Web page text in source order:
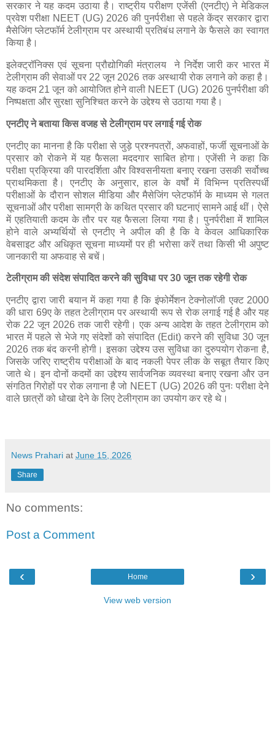
सरकार ने यह कदम उठाया है। राष्ट्रीय परीक्षण एजेंसी (एनटीए) ने मेडिकल
प्रवेश परीक्षा NEET (UG) 2026 की पुनर्परीक्षा से पहले केंद्र सरकार द्वारा
मैसेजिंग प्लेटफॉर्म टेलीग्राम पर अस्थायी प्रतिबंध लगाने के फैसले का स्वागत
किया है।
इलेक्ट्रॉनिक्स एवं सूचना प्रौद्योगिकी मंत्रालय ने निर्देश जारी कर भारत में
टेलीग्राम की सेवाओं पर 22 जून 2026 तक अस्थायी रोक लगाने को कहा है।
यह कदम 21 जून को आयोजित होने वाली NEET (UG) 2026 पुनर्परीक्षा की
निष्पक्षता और सुरक्षा सुनिश्चित करने के उद्देश्य से उठाया गया है।
एनटीए ने बताया किस वजह से टेलीग्राम पर लगाई गई रोक
एनटीए का मानना है कि परीक्षा से जुड़े प्रश्नपत्रों, अफवाहों, फर्जी सूचनाओं के
प्रसार को रोकने में यह फैसला मददगार साबित होगा। एजेंसी ने कहा कि
परीक्षा प्रक्रिया की पारदर्शिता और विश्वसनीयता बनाए रखना उसकी सर्वोच्च
प्राथमिकता है। एनटीए के अनुसार, हाल के वर्षों में विभिन्न प्रतिस्पर्धी
परीक्षाओं के दौरान सोशल मीडिया और मैसेजिंग प्लेटफॉर्म के माध्यम से गलत
सूचनाओं और परीक्षा सामग्री के कथित प्रसार की घटनाएं सामने आई थीं। ऐसे
में एहतियाती कदम के तौर पर यह फैसला लिया गया है। पुनर्परीक्षा में शामिल
होने वाले अभ्यर्थियों से एनटीए ने अपील की है कि वे केवल आधिकारिक
वेबसाइट और अधिकृत सूचना माध्यमों पर ही भरोसा करें तथा किसी भी अपुष्ट
जानकारी या अफवाह से बचें।
टेलीग्राम की संदेश संपादित करने की सुविधा पर 30 जून तक रहेगी रोक
एनटीए द्वारा जारी बयान में कहा गया है कि इंफोर्मेशन टेक्नोलॉजी एक्ट 2000
की धारा 69ए के तहत टेलीग्राम पर अस्थायी रूप से रोक लगाई गई है और यह
रोक 22 जून 2026 तक जारी रहेगी। एक अन्य आदेश के तहत टेलीग्राम को
भारत में पहले से भेजे गए संदेशों को संपादित (Edit) करने की सुविधा 30 जून
2026 तक बंद करनी होगी। इसका उद्देश्य उस सुविधा का दुरुपयोग रोकना है,
जिसके जरिए राष्ट्रीय परीक्षाओं के बाद नकली पेपर लीक के सबूत तैयार किए
जाते थे। इन दोनों कदमों का उद्देश्य सार्वजनिक व्यवस्था बनाए रखना और उन
संगठित गिरोहों पर रोक लगाना है जो NEET (UG) 2026 की पुनः परीक्षा देने
वाले छात्रों को धोखा देने के लिए टेलीग्राम का उपयोग कर रहे थे।
News Prahari at June 15, 2026
Share
No comments:
Post a Comment
‹ ›
Home
View web version